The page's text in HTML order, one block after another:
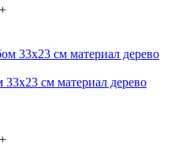
+
33х23 см материал дерево
+